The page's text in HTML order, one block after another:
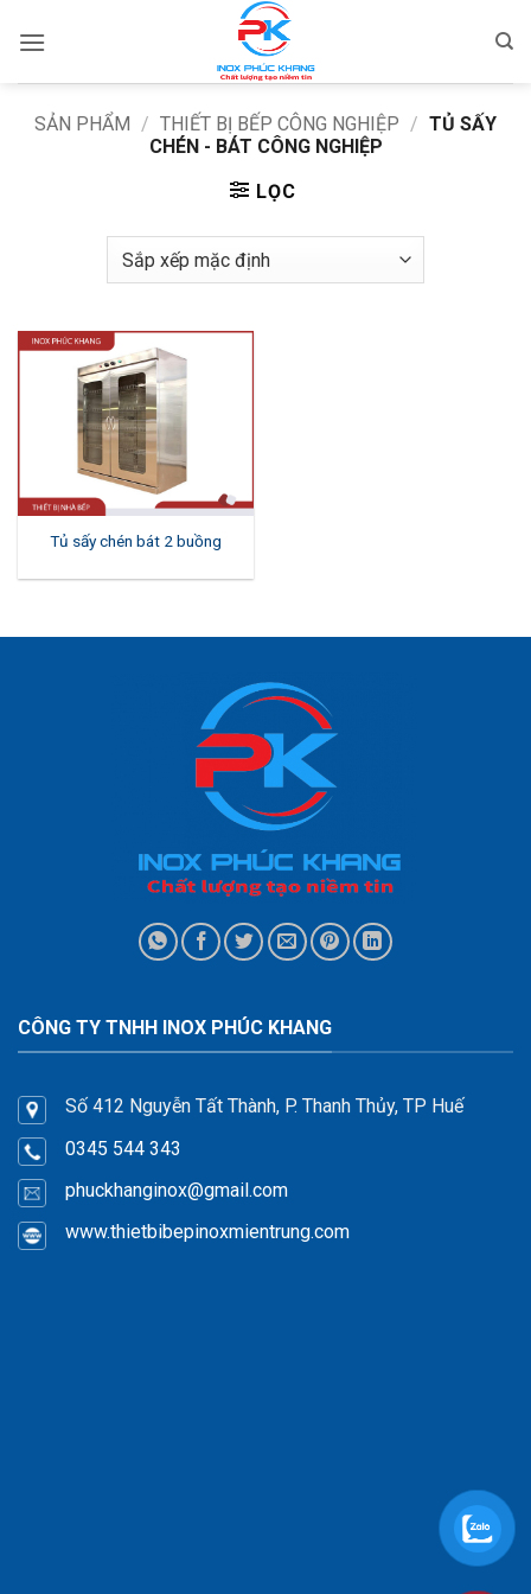
qua
SẢN PHẨM / THIẾT BỊ BẾP CÔNG NGHIỆP / TỦ SẤY
CHÉN - BÁT CÔNG NGHIỆP
LỌC
Tủ sấy chén bát 2 buồng
CÔNG TY TNHH INOX PHÚC KHANG
Số 412 Nguyễn Tất Thành, P. Thanh Thủy, TP Huế
0345 544 343
phuckhanginox@gmail.com
www.thietbibepinoxmientrung.com